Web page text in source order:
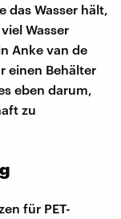
Wasser hält,
Wasser
Anke van de
einen Behälter
eben darum,
zu
für PET-